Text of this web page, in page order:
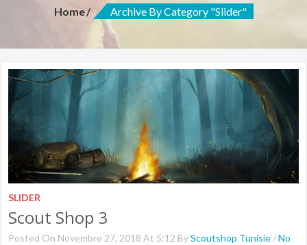
Home Archive By Category "Slider"
SLIDER
Scout Shop 3
Posted On Novembre 27, 2018 At 5:12 ByScoutshop Tunisie /No